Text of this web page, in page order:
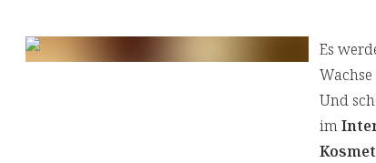
Es
Und
im